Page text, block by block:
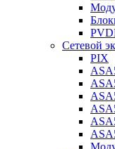
Сетевой
PIX